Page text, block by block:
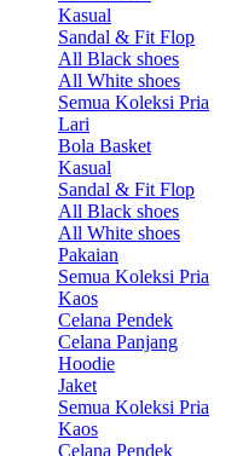
Kasual
Sandal & Fit Flop
All Black shoes
All White shoes
Semua Koleksi Pria
Lari
Bola Basket
Kasual
Sandal & Fit Flop
All Black shoes
All White shoes
Pakaian
Semua Koleksi Pria
Kaos
Celana Pendek
Celana Panjang
Hoodie
Jaket
Semua Koleksi Pria
Kaos
Celana Pendek